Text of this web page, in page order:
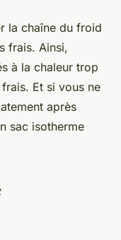
la chaîne du froid
frais. Ainsi,
à la chaleur trop
Et si vous ne
après
sac isotherme